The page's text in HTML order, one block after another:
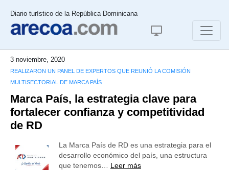
Diario turístico de la República Dominicana
3 noviembre, 2020
REALIZARON UN PANEL DE EXPERTOS QUE REUNIÓ LA COMISIÓN
MULTISECTORIAL DE MARCA PAÍS
Marca País, la estrategia clave para
fortalecer confianza y competitividad
de RD
La Marca País de RD es una estrategia para el
desarrollo económico del país, una estructura
que tenemos… Leer más